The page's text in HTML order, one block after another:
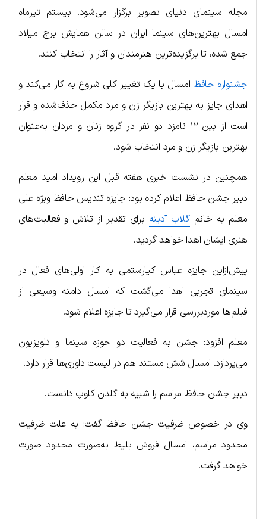
مجله سینمای دنیای تصویر برگزار می‌شود. بیستم تیرماه
امسال بهترین‌های سینما ایران در سالن همایش برج میلاد
جمع شده، تا برگزیده‌ترین هنرمندان و آثار را انتخاب کنند.
جشنواره حافظ امسال با یک تغییر کلی شروع به کار می‌کند و
اهدای جایز به بهترین بازیگر زن و مرد مکمل حذف‌شده و قرار
است از بین ۱۲ نامزد دو نفر در گروه زنان و مردان به‌عنوان
بهترین بازیگر زن و مرد انتخاب شود.
همچنین در نشست خبری هفته قبل این رویداد امید معلم
دبیر جشن حافظ اعلام کرده بود: جایزه تندیس حافظ ویژه علی
معلم به خانمگلاب آدینه برای تقدیر از تلاش و فعالیت‌های
هنری ایشان اهدا خواهد گردید.
پیش‌ازاین جایزه عباس کیارستمی به کار اولی‌های فعال در
سینمای تجربی اهدا می‌گشت که امسال دامنه وسیعی از
فیلم‌ها موردبررسی قرار می‌گیرد تا جایزه اعلام شود.
معلم افزود: جشن به فعالیت دو حوزه سینما و تلویزیون
می‌پردازد. امسال شش مستند هم در لیست داوری‌ها قرار دارد.
دبیر جشن حافظ مراسم را شبیه به گلدن کلوپ دانست.
وی در خصوص ظرفیت جشن حافظ گفت: به علت ظرفیت
محدود مراسم، امسال فروش بلیط به‌صورت محدود صورت
خواهد گرفت.